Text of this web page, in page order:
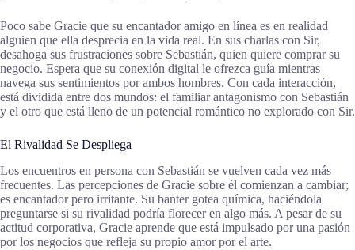
Poco sabe Gracie que su encantador amigo en línea es en realidad
alguien que ella desprecia en la vida real. En sus charlas con Sir,
desahoga sus frustraciones sobre Sebastián, quien quiere comprar su
negocio. Espera que su conexión digital le ofrezca guía mientras
navega sus sentimientos por ambos hombres. Con cada interacción,
está dividida entre dos mundos: el familiar antagonismo con Sebastián
y el otro que está lleno de un potencial romántico no explorado con Sir.
El Rivalidad Se Despliega
Los encuentros en persona con Sebastián se vuelven cada vez más
frecuentes. Las percepciones de Gracie sobre él comienzan a cambiar;
es encantador pero irritante. Su banter gotea química, haciéndola
preguntarse si su rivalidad podría florecer en algo más. A pesar de su
actitud corporativa, Gracie aprende que está impulsado por una pasión
por los negocios que refleja su propio amor por el arte.